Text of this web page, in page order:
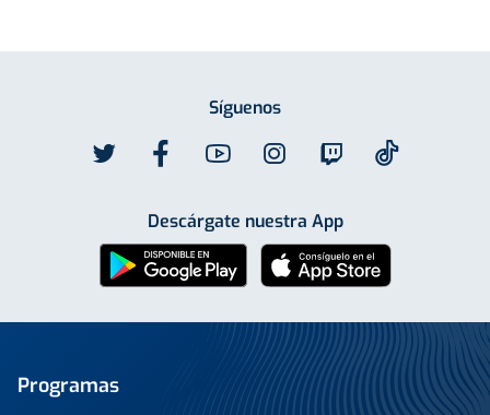
Síguenos
Descárgate nuestra App
Programas